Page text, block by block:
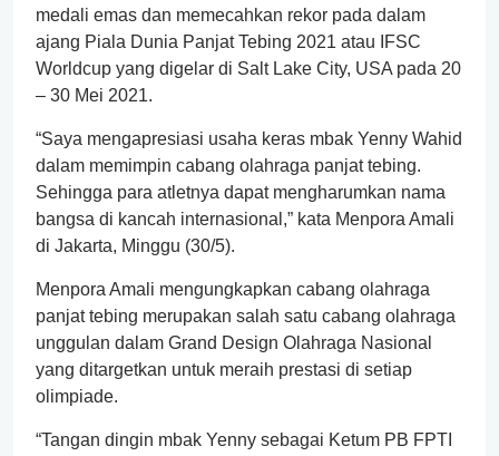
medali emas dan memecahkan rekor pada dalam
ajang Piala Dunia Panjat Tebing 2021 atau IFSC
Worldcup yang digelar di Salt Lake City, USA pada 20
– 30 Mei 2021.
“Saya mengapresiasi usaha keras mbak Yenny Wahid
dalam memimpin cabang olahraga panjat tebing.
Sehingga para atletnya dapat mengharumkan nama
bangsa di kancah internasional,” kata Menpora Amali
di Jakarta, Minggu (30/5).
Menpora Amali mengungkapkan cabang olahraga
panjat tebing merupakan salah satu cabang olahraga
unggulan dalam Grand Design Olahraga Nasional
yang ditargetkan untuk meraih prestasi di setiap
olimpiade.
“Tangan dingin mbak Yenny sebagai Ketum PB FPTI